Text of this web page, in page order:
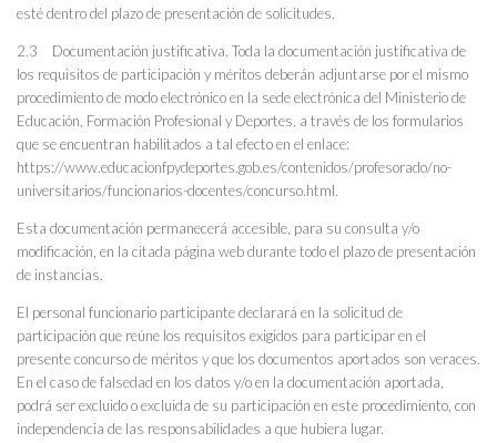
esté dentro del plazo de presentación de solicitudes.
2.3 Documentación justificativa. Toda la documentación justificativa de
los requisitos de participación y méritos deberán adjuntarse por el mismo
procedimiento de modo electrónico en la sede electrónica del Ministerio de
Educación, Formación Profesional y Deportes, a través de los formularios
que se encuentran habilitados a tal efecto en el enlace:
https://www.educacionfpydeportes.gob.es/contenidos/profesorado/no-
universitarios/funcionarios-docentes/concurso.html.
Esta documentación permanecerá accesible, para su consulta y/o
modificación, en la citada página web durante todo el plazo de presentación
de instancias.
El personal funcionario participante declarará en la solicitud de
participación que reúne los requisitos exigidos para participar en el
presente concurso de méritos y que los documentos aportados son veraces.
En el caso de falsedad en los datos y/o en la documentación aportada,
podrá ser excluido o excluida de su participación en este procedimiento, con
independencia de las responsabilidades a que hubiera lugar.